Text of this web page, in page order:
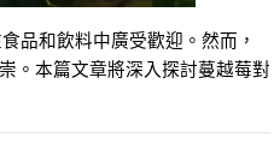
品和飲料中廣受歡迎。然而，
。本篇文章將深入探討蔓越莓對